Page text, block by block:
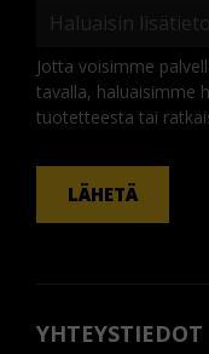
Jotta voisimme
tavalla, haluaisimme
tuotetteesta tai
KOMMENTTI
LÄHETÄ
YHTEYSTIEDOT